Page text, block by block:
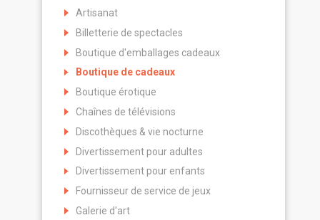
Artisanat
Billetterie de spectacles
Boutique d'emballages cadeaux
Boutique de cadeaux
Boutique érotique
Chaînes de télévisions
Discothèques & vie nocturne
Divertissement pour adultes
Divertissement pour enfants
Fournisseur de service de jeux
Galerie d'art